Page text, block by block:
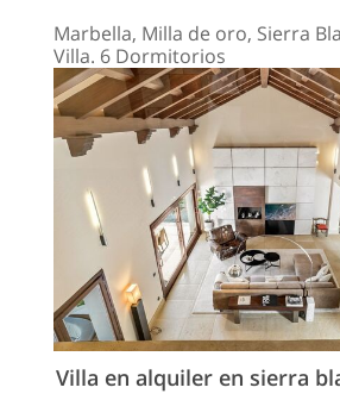
Marbella, Milla de oro, Sierra
Villa. 6 Dormitorios
Villa en alquiler en sierra